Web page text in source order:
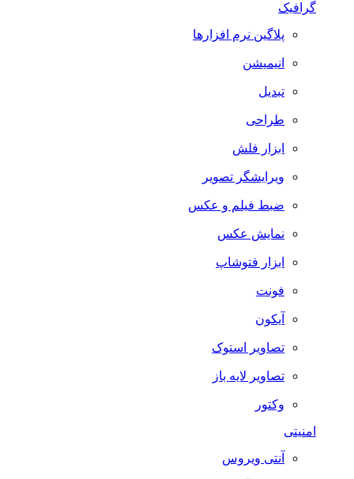
گرافیک
پلاگین نرم افزارها
انیمیشن
تبدیل
طراحی
ابزار فلش
ویرایشگر تصویر
ضبط فيلم و عكس
نمایش عکس
ابزار فتوشاپ
فونت
آیکون
تصاویر استوک
تصاویر لایه باز
وکتور
امنیتی
آنتی ویروس